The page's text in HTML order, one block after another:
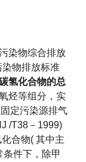
染物综合排放
物排放标准
氢化合物的总
烃等组分，实
定污染源排气
/T38－1999)
合物( 其中主
件下，除甲